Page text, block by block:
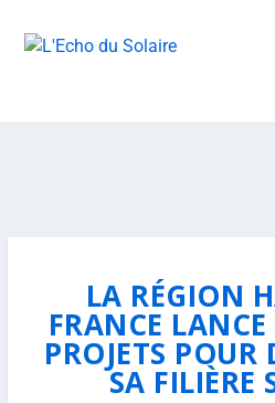
LA RÉGION
FRANCE
PROJETS POUR
SA FILIÈRE